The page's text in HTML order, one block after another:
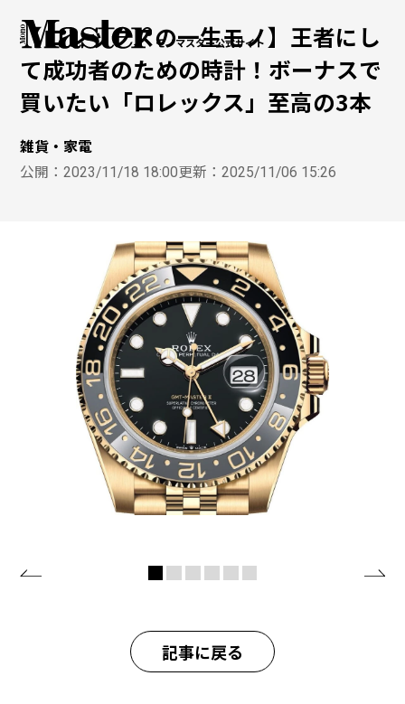
モノマスター公式サイト
【ロレックスの一生モノ】王者にし
て成功者のための時計！ボーナスで
買いたい「ロレックス」至高の3本
雑貨・家電
公開：2023/11/18 18:00更新：2025/11/06 15:26
記事に戻る